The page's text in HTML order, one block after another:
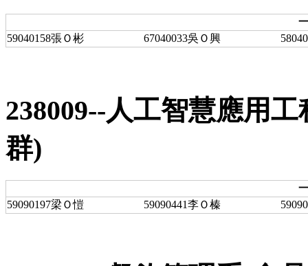
59040158張Ｏ彬
67040033吳Ｏ興
238009--人工智慧應用
群)
59090197梁Ｏ愷
59090441李Ｏ榛